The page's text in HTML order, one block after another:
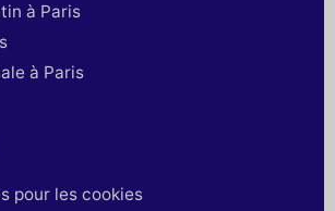
à Paris
à Paris
pour les cookies